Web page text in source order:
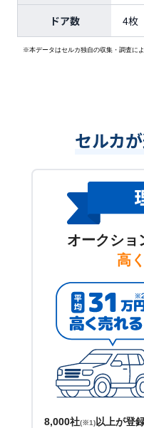
ドア数 4枚
※本データはセルカ独自の収集・調査によ
セルカ
オークショ
高
8,000社(※1) 以上が登